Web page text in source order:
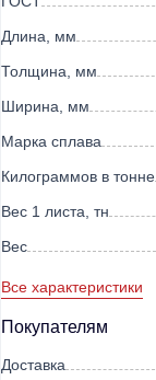
Длина, мм
Толщина, мм
Ширина, мм
Марка сплава
Килограммов в тонне
Вес 1 листа, тн
Вес
Все характеристики
Покупателям
Доставка